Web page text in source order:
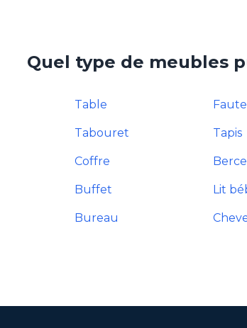
Quel type de meubles
Table
Tabouret Tapis
Coffre
Buffet Lit
Bureau